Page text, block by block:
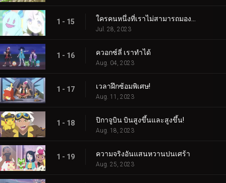
1 - 15
Jul. 28, 2023
1 - 16 ควอกซ์ลี่ เราทำได้
Aug. 04, 2023
1 - 17 เวลาฝึกซ้อมพิเศษ!
Aug. 11, 2023
1 - 18 ปิกาจูบิน บินสูงขึ้นและสูงขึ้น!
Aug. 18, 2023
1 - 19 ความจริงอันแสนหวานปนเศร้า
Aug. 25, 2023